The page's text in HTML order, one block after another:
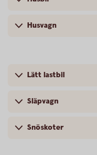
Husvagn
Lätt lastbil
Släpvagn
Snöskoter